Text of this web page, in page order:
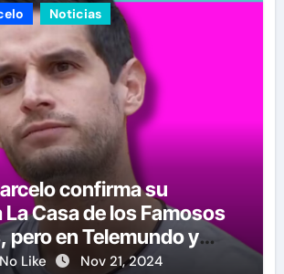
Noticias
confirma su
La Casa de los Famosos
pero en Telemundo y
su anuncio
Like Nov 21, 2024